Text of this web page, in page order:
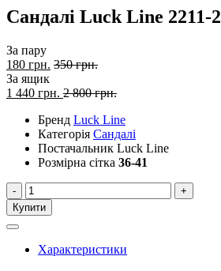
Сандалі Luck Line 2211-2
За пару
180 грн. 350 грн.
За ящик
1 440 грн. 2 800 грн.
Бренд Luck Line
Категорія Сандалі
Постачальник Luck Line
Розмірна сітка 36-41
-
+
Купити
Характеристики